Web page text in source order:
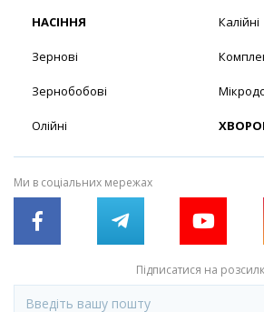
НАСІННЯ
Зернові
Зернобобові
Олійні
Калійні
Ми в соціальних мережах
Підписатися на